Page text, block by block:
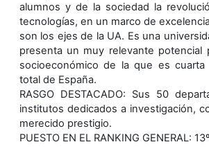
alumnos y de la sociedad la
tecnologías, en un marco de
son los ejes de la UA. Es una
presenta un muy relevante potencial
socioeconómico de la que es cuarta
total de España.
RASGO DESTACADO: Sus 50
institutos dedicados a investigación,
merecido prestigio.
PUESTO EN EL RANKING GENERAL: 13º